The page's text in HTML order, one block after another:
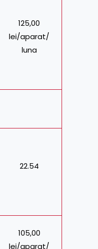
125,00
lei/aparat/
luna
22.54
105,00
lei/aparat/